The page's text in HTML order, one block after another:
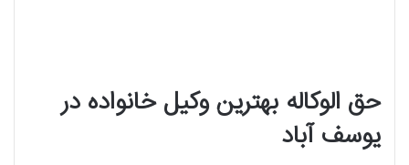
حق الوکاله بهترین وکیل خانواده در
یوسف آباد